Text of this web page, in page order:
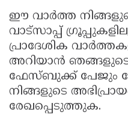
ഈ വാർത്ത
വാട്സാപ്പ്
പ്രാദേശിക
അറിയാൻ ഞങ്ങളുടെ
ഫേസ്ബുക്ക് പേജും
നിങ്ങളുടെ
രേഖപ്പെടുത്തുക.